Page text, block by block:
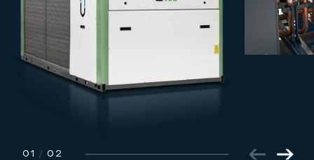
01 / 02